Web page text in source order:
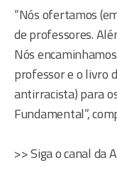
“Nós ofertamos
de professores.
Nós
professor e o livro
antirracista) para
Fundamental”,
>> Siga o canal da